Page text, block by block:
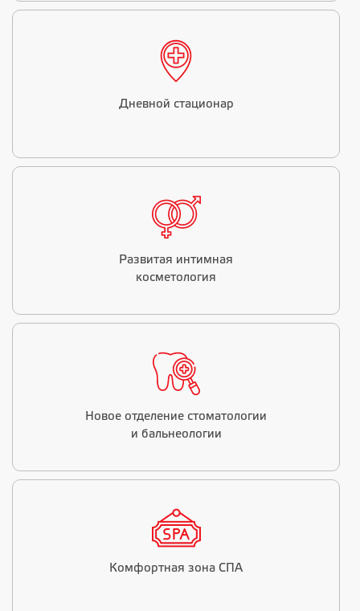
Дневной стационар
Развитая интимная
косметология
Новое отделение стоматологии
и бальнеологии
Комфортная зона СПА